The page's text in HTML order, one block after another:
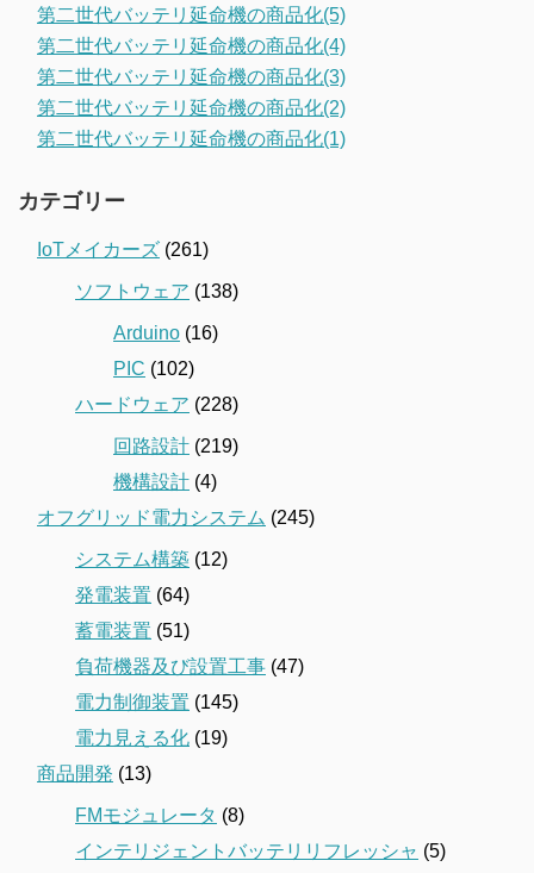
第二世代バッテリ延命機の商品化(5)
第二世代バッテリ延命機の商品化(4)
第二世代バッテリ延命機の商品化(3)
第二世代バッテリ延命機の商品化(2)
第二世代バッテリ延命機の商品化(1)
カテゴリー
IoTメイカーズ (261)
ソフトウェア (138)
Arduino (16)
PIC (102)
ハードウェア (228)
回路設計 (219)
機構設計 (4)
オフグリッド電力システム (245)
システム構築 (12)
発電装置 (64)
蓄電装置 (51)
負荷機器及び設置工事 (47)
電力制御装置 (145)
電力見える化 (19)
商品開発 (13)
FMモジュレータ (8)
インテリジェントバッテリリフレッシャ (5)